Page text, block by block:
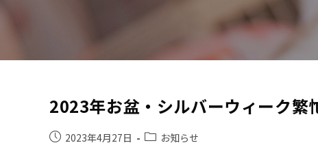
2023年お盆・シルバーウィーク繁
2023年4月27日 お知らせ